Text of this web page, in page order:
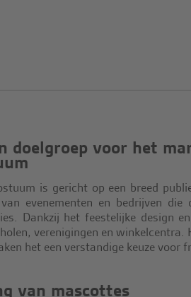
doelgroep voor het
is gericht op een breed
evenementen en bedrijven
Dankzij het feestelijke design
verenigingen en winkelcentra.
het een verstandige keuze voor
van mascottes